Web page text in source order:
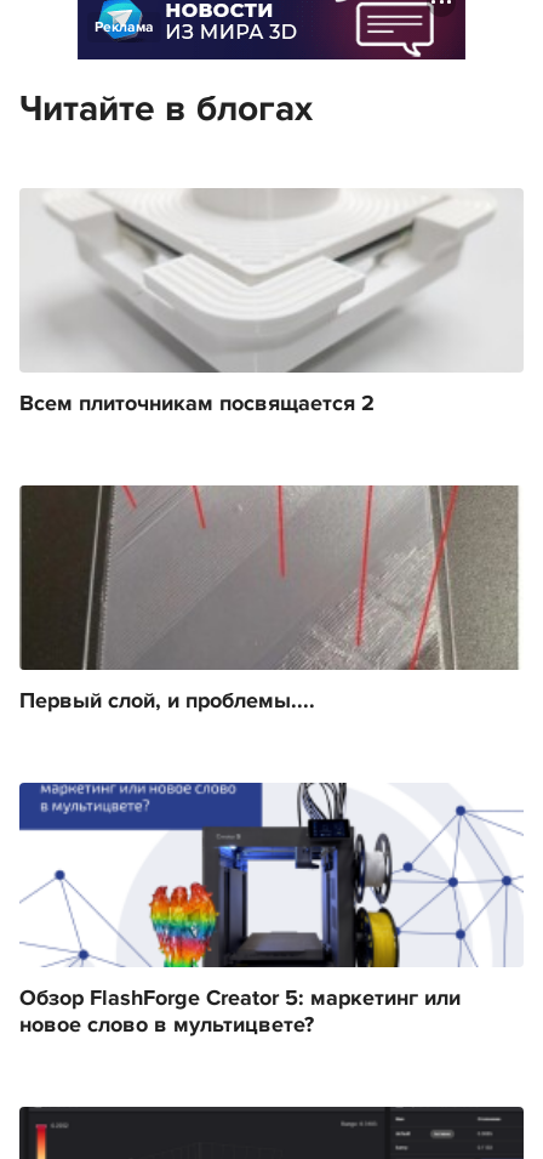
Реклама
Читайте в блогах
Всем плиточникам посвящается 2
Первый слой, и проблемы....
Обзор FlashForge Creator 5: маркетинг или
новое слово в мультицвете?